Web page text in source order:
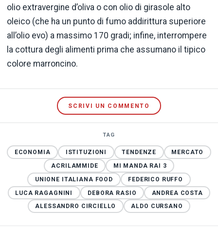
olio extravergine d’oliva o con olio di girasole alto
oleico (che ha un punto di fumo addirittura superiore
all’olio evo) a massimo 170 gradi; infine, interrompere
la cottura degli alimenti prima che assumano il tipico
colore marroncino.
SCRIVI UN COMMENTO
TAG
ECONOMIA ISTITUZIONI TENDENZE
MERCATO
ACRILAMMIDE
MI MANDA RAI 3
UNIONE ITALIANA FOOD
FEDERICO RUFFO
LUCA RAGAGNINI
DEBORA RASIO
ANDREA COSTA
ALESSANDRO CIRCIELLO
ALDO CURSANO